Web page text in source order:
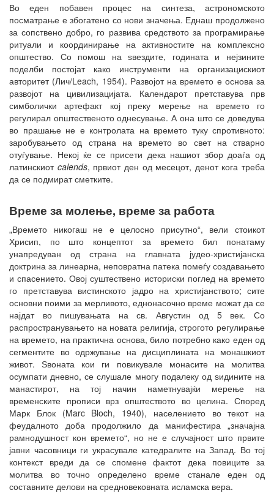
Во еден побавен процес на синтеза, астрономското
посматрање е збогатено со нови значења. Еднаш продолжено
за сопствено добро, го развива средството за програмирање
ритуали и координирање на активностите на комплексно
општество. Со помош на ѕвездите, годината и нејзините
поделби постојат како инструменти на организацискиот
авторитет (Лич/Leach, 1954). Развојот на времето е основа за
развојот на цивилизацијата. Календарот претставува прв
симболички артефакт кој преку мерење на времето го
регулирал општественото однесување. А она што се доведува
во прашање не е контролата на времето туку спротивното:
заробувањето од страна на времето во свет на стварно
отуѓување. Некој ќе се присети дека нашиот збор доаѓа од
латинскиот calends, првиот ден од месецот, денот кога треба
да се подмират сметките.
Време за молење, време за работа
„Времето никогаш не е целосно присутно“, вели стоикот
Хрисип, по што концептот за времето бил понатаму
унапредуван од страна на главната јудео-христијанска
доктрина за линеарна, неповратна патека помеѓу создавањето
и спасението. Овој суштествено историски поглед на времето
го претставува вистинското јадро на христијанството; сите
основни поими за мерливото, еднонасочно време можат да се
најдат во пишувањата на св. Августин од 5 век. Со
распространувањето на новата религија, строгото регулирање
на времето, на практична основа, било потребно како еден од
сегментите во одржување на дисциплината на монашкиот
живот. Ѕвоната кои ги повикувале монасите на молитва
осумпати дневно, се слушале многу подалеку од ѕидините на
манастирот, на тој начин наметнувајќи мерење на
временските прописи врз општеството во целина. Според
Марк Блок (Marc Bloch, 1940), населението во текот на
феудалното доба продолжило да манифестира „значајна
рамнодушност кон времето“, но не е случајност што првите
јавни часовници ги украсувале катедралите на Запад. Во тој
контекст вреди да се спомене фактот дека повиците за
молитва во точно определено време станале еден од
составните делови на средновековната исламска вера.